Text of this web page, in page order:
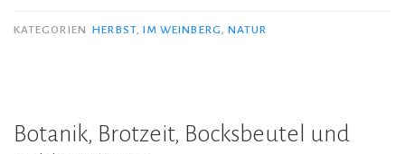
KATEGORIEN HERBST, IM WEINBERG NATUR
Botanik, Brotzeit, Bocksbeutel und